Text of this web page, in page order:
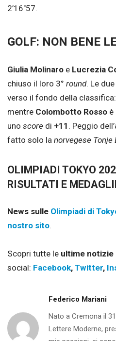
2’16″57.
GOLF: NON BENE
Giulia Molinaro e Lucrezia
chiuso il loro 3° round. Le
verso il fondo della classifica:
mentre Colombotto Rosso è
uno score di +11 . Peggio
fatto solo la norvegese Tonje
OLIMPIADI TOKYO
RISULTATI E
News sulle Olimpiadi di
nostro sito.
Scopri tutte le ultime notizie
social: Facebook, Twitter,
Federico Mariani
Nato a Cremona il
Lettere Moderne,